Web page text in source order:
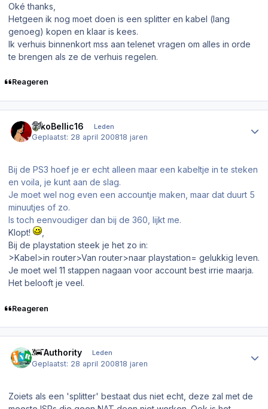
Oké thanks,
Hetgeen ik nog moet doen is een splitter en kabel (lang
genoeg) kopen en klaar is kees.
Ik verhuis binnenkort mss aan telenet vragen om alles in orde
te brengen als ze de verhuis regelen.
Reageren
NikoBellic16 Leden
Geplaatst: 28 april 200818 jaren
Bij de PS3 hoef je er echt alleen maar een kabeltje in te steken
en voila, je kunt aan de slag.
Je moet wel nog even een accountje maken, maar dat duurt 5
minuutjes of zo.
Is toch eenvoudiger dan bij de 360, lijkt me.
Klopt!
Bij de playstation steek je het zo in:
>Kabel>in router>Van router>naar playstation= gelukkig leven.
Je moet wel 11 stappen nagaan voor account best irrie maarja.
Het belooft je veel.
Reageren
NTAuthority Leden
Geplaatst: 28 april 200818 jaren
Zoiets als een 'splitter' bestaat dus niet echt, deze zal met de